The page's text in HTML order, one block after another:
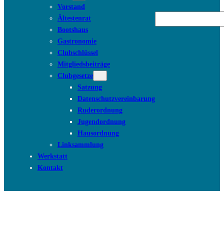
Vorstand
Ältestenrat
Bootshaus
Gastronomie
Clubschlüssel
Mitgliedsbeiträge
Clubgesetze
Satzung
Datenschutzvereinbarung
Ruderordnung
Jugendordnung
Hausordnung
Linksammlung
Werkstatt
Kontakt